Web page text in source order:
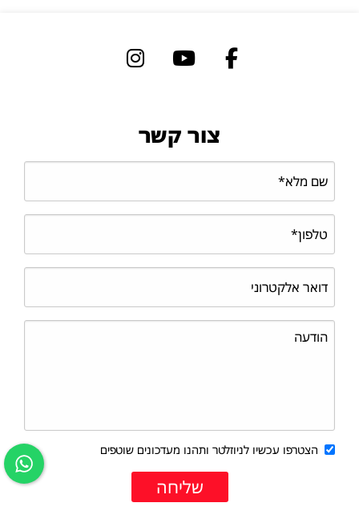
צור קשר
הצטרפו עכשיו לניוזלטר ותהנו מעדכונים שוטפים